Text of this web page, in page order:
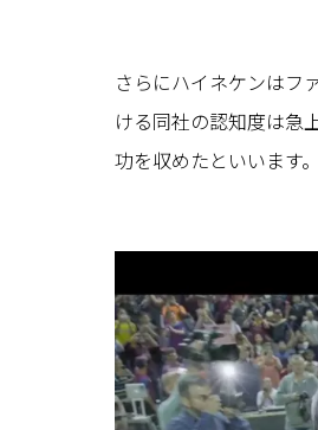
さらにハイネケンはフ
ける同社の認知度は急
功を収めたといいます。